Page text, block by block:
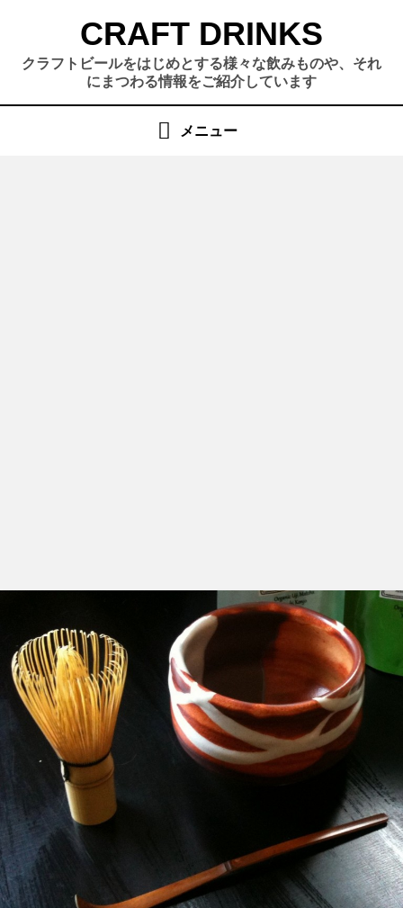
CRAFT DRINKS
クラフトビールをはじめとする様々な飲みものや、それ
にまつわる情報をご紹介しています
メニュー